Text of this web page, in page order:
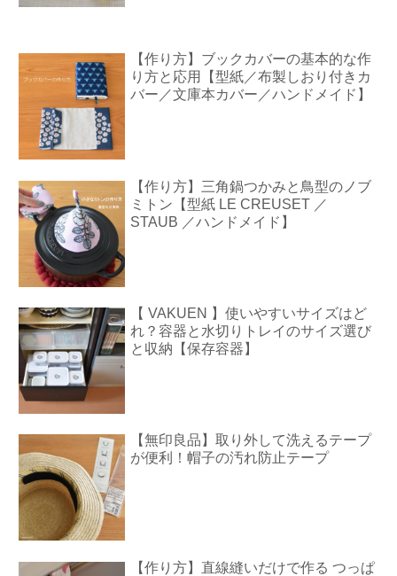
【作り方】ブックカバーの基本的な作
り方と応用【型紙／布製しおり付きカ
バー／文庫本カバー／ハンドメイド】
【作り方】三角鍋つかみと鳥型のノブ
ミトン【型紙 LE CREUSET ／
STAUB ／ハンドメイド】
【 VAKUEN 】使いやすいサイズはど
れ？容器と水切りトレイのサイズ選び
と収納【保存容器】
【無印良品】取り外して洗えるテープ
が便利！帽子の汚れ防止テープ
【作り方】直線縫いだけで作る つっぱ